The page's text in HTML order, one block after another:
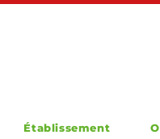
Établissement